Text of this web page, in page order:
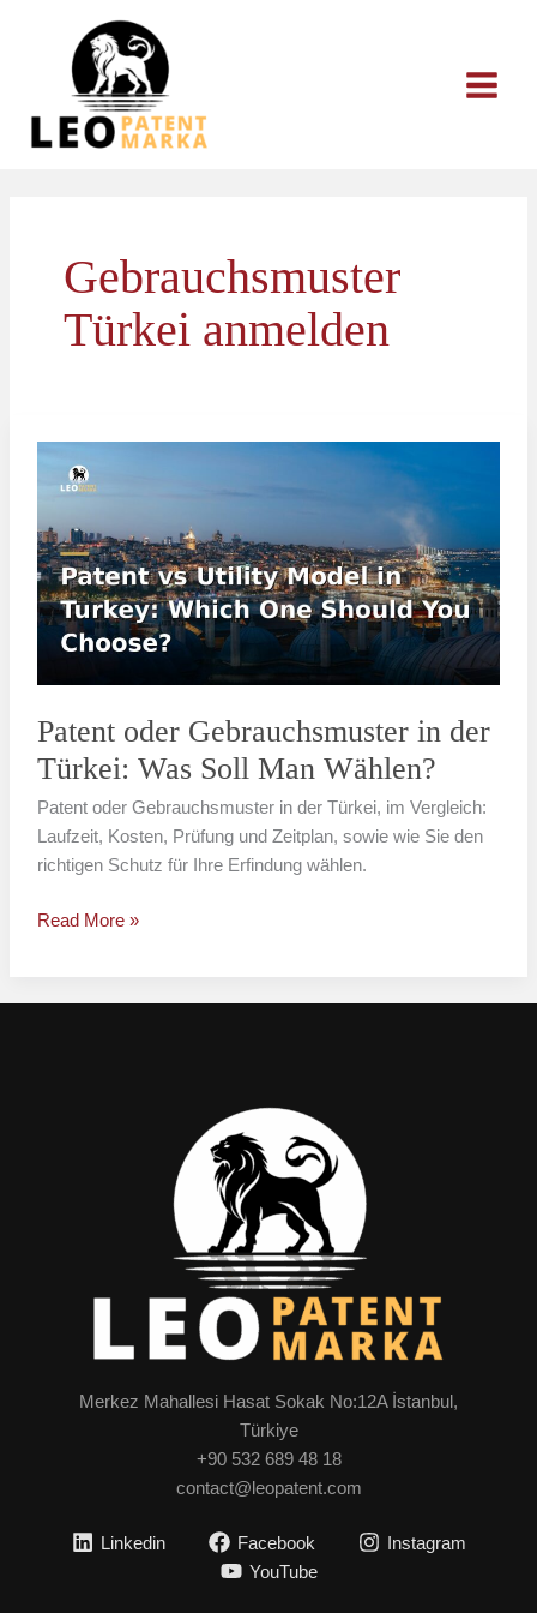
Gebrauchsmuster
Türkei anmelden
Patent oder Gebrauchsmuster in der
Türkei: Was Soll Man Wählen?
Patent oder Gebrauchsmuster in der Türkei, im Vergleich:
Laufzeit, Kosten, Prüfung und Zeitplan, sowie wie Sie den
richtigen Schutz für Ihre Erfindung wählen.
oder
in
der
Türkei:
Was
Soll
Man
Read More »
Merkez Mahallesi Hasat Sokak No:12A İstanbul,
Türkiye
+90 532 689 48 18
contact@leopatent.com
Linkedin Facebook
Instagram
YouTube